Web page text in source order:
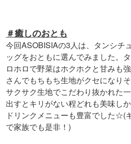
＃癒しのおとも
今回ASOBISIAの3人は、タンシチ
ッグをおともに選んでみました。
ロホロで野菜はホクホクと甘みも
さんでもちもち生地がクセになり
サクサク生地でこだわり抜かれた
出すとキリがない程どれも美味し
ドリンクメニューも豊富でした☆(
で家族でも是非！ )